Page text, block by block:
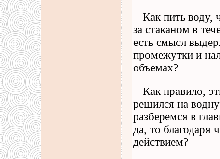
Как пить воду,
за стаканом в
есть смысл
промежутки и
объемах?
Как правило,
решился на
разберемся в
да, то благодаря
действием?